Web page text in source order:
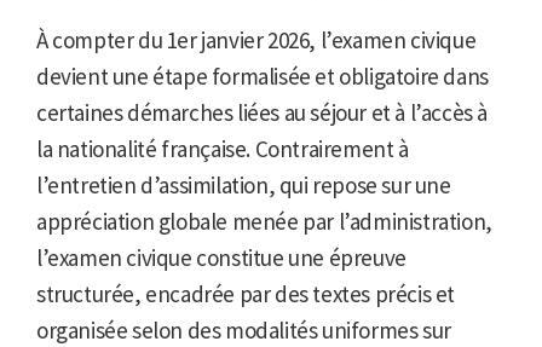
À compter du 1er janvier 2026, l’examen civique
devient une étape formalisée et obligatoire dans
certaines démarches liées au séjour et à l’accès à
la nationalité française. Contrairement à
l’entretien d’assimilation, qui repose sur une
appréciation globale menée par l’administration,
l’examen civique constitue une épreuve
structurée, encadrée par des textes précis et
organisée selon des modalités uniformes sur